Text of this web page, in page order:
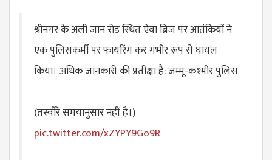
श्रीनगर के अली जान रोड स्थित ऐवा ब्रिज पर आतंकियों ने
एक पुलिसकर्मी पर फायरिंग कर गंभीर रूप से घायल
किया। अधिक जानकारी की प्रतीक्षा है: जम्मू-कश्मीर पुलिस
(तस्वीरें समयानुसार नहीं है।)
pic.twitter.com/xZYPY9Go9R